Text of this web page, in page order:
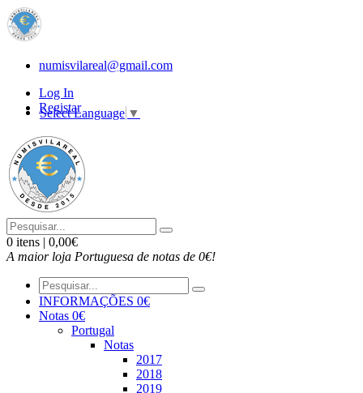
numisvilareal@gmail.com
Log In
Registar
Select Language ▼
0 itens | 0,00€
A maior loja Portuguesa de notas de 0€!
INFORMAÇÕES 0€
Notas 0€
Portugal
Notas
2017
2018
2019